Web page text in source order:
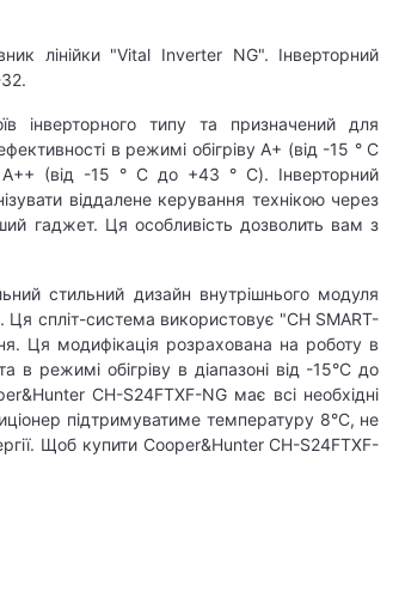
лінійки "Vital Inverter NG". Інверторний
інверторного типу та призначений для
в режимі обігріву А+ (від -15 ° С
(від -15 ° С до +43 ° С). Інверторний
віддалене керування технікою через
гаджет. Ця особливість дозволить вам з
стильний дизайн внутрішнього модуля
Ця спліт-система використовує "CH SMART-
Ця модифікація розрахована на роботу в
режимі обігріву в діапазоні від -15°С до
CH-S24FTXF-NG має всі необхідні
підтримуватиме температуру 8°С, не
Щоб купити Cooper&Hunter CH-S24FTXF-